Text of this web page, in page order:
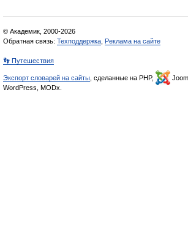
© Академик, 2000-2026
Обратная связь: Техподдержка Реклама на сайте
👣 Путешествия
Экспорт словарей на сайты , сделанные на PHP,
WordPress, MODx.